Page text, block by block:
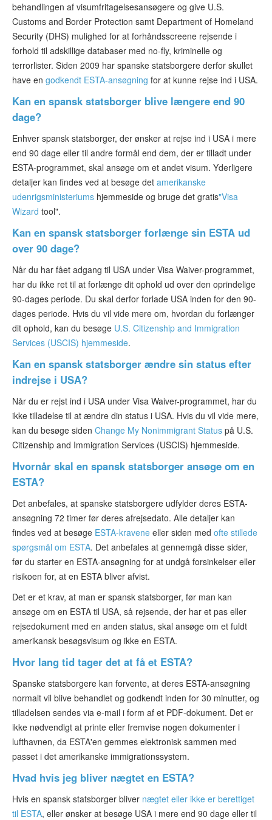
behandlingen af visumfritagelsesansøgere og give U.S.
Customs and Border Protection samt Department of Homeland
Security (DHS) mulighed for at forhåndsscreene rejsende i
forhold til adskillige databaser med no-fly, kriminelle og
terrorlister. Siden 2009 har spanske statsborgere derfor skullet
have en godkendt ESTA-ansøgning for at kunne rejse ind i USA.
Kan en spansk statsborger blive længere end 90
dage?
Enhver spansk statsborger, der ønsker at rejse ind i USA i mere
end 90 dage eller til andre formål end dem, der er tilladt under
ESTA-programmet, skal ansøge om et andet visum. Yderligere
detaljer kan findes ved at besøge det amerikanske
udenrigsministeriums hjemmeside og bruge det gratis"Visa
Wizard tool".
Kan en spansk statsborger forlænge sin ESTA ud
over 90 dage?
Når du har fået adgang til USA under Visa Waiver-programmet,
har du ikke ret til at forlænge dit ophold ud over den oprindelige
90-dages periode. Du skal derfor forlade USA inden for den 90-
dages periode. Hvis du vil vide mere om, hvordan du forlænger
dit ophold, kan du besøge U.S. Citizenship and Immigration
Services (USCIS) hjemmeside.
Kan en spansk statsborger ændre sin status efter
indrejse i USA?
Når du er rejst ind i USA under Visa Waiver-programmet, har du
ikke tilladelse til at ændre din status i USA. Hvis du vil vide mere,
kan du besøge siden Change My Nonimmigrant Status på U.S.
Citizenship and Immigration Services (USCIS) hjemmeside.
Hvornår skal en spansk statsborger ansøge om en
ESTA?
Det anbefales, at spanske statsborgere udfylder deres ESTA-
ansøgning 72 timer før deres afrejsedato. Alle detaljer kan
findes ved at besøge ESTA-kravene eller siden med ofte stillede
spørgsmål om ESTA. Det anbefales at gennemgå disse sider,
før du starter en ESTA-ansøgning for at undgå forsinkelser eller
risikoen for, at en ESTA bliver afvist.
Det er et krav, at man er spansk statsborger, før man kan
ansøge om en ESTA til USA, så rejsende, der har et pas eller
rejsedokument med en anden status, skal ansøge om et fuldt
amerikansk besøgsvisum og ikke en ESTA.
Hvor lang tid tager det at få et ESTA?
Spanske statsborgere kan forvente, at deres ESTA-ansøgning
normalt vil blive behandlet og godkendt inden for 30 minutter, og
tilladelsen sendes via e-mail i form af et PDF-dokument. Det er
ikke nødvendigt at printe eller fremvise nogen dokumenter i
lufthavnen, da ESTA'en gemmes elektronisk sammen med
passet i det amerikanske immigrationssystem.
Hvad hvis jeg bliver nægtet en ESTA?
Hvis en spansk statsborger bliver nægtet eller ikke er berettiget
til ESTA, eller ønsker at besøge USA i mere end 90 dage eller til